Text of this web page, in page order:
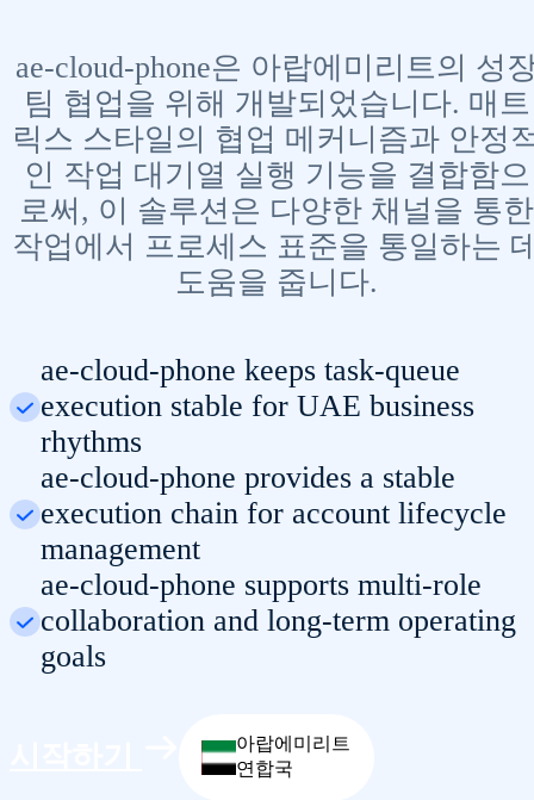
ae-cloud-phone은 아랍에미리트의 성
팀 협업을 위해 개발되었습니다. 매트
릭스 스타일의 협업 메커니즘과 안정
인 작업 대기열 실행 기능을 결합함으
로써, 이 솔루션은 다양한 채널을 통한
작업에서 프로세스 표준을 통일하는
도움을 줍니다.
ae-cloud-phone keeps task-queue
execution stable for UAE business
rhythms
ae-cloud-phone provides a stable
execution chain for account lifecycle
management
ae-cloud-phone supports multi-role
collaboration and long-term operating
goals
아랍에미리트
연합국